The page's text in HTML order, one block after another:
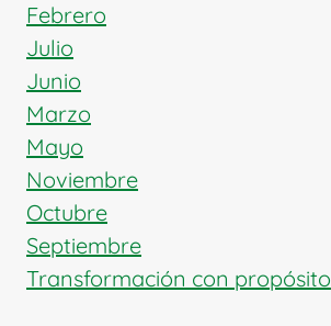
Febrero
Julio
Junio
Marzo
Mayo
Noviembre
Octubre
Septiembre
Transformación con propósito